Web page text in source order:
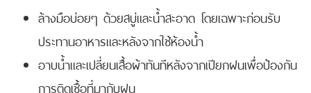
ล้างมือบ่อยๆ ด้วยสบู่และน้ำสะอาด โดยเฉพาะก่อนรับ
ประทานอาหารและหลังจากใช้ห้องน้ำ
อาบน้ำและเปลี่ยนเสื้อผ้าทันทีหลังจากเปียกฝนเพื่อป้องกัน
การติดเชื้อที่มากับฝน